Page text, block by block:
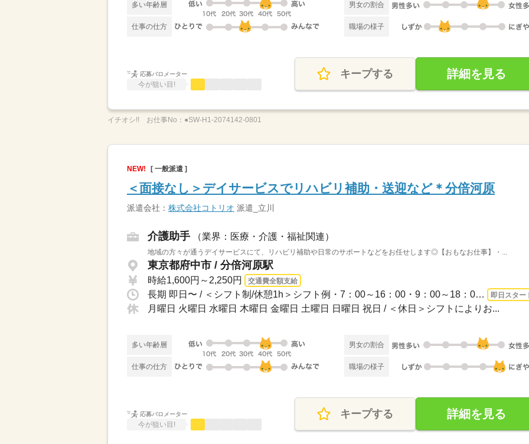
多い年齢層 男女の割合
仕事の仕方 職場の様子
応募バロメーター
今が狙い目!
キープする 詳細を見る
イチオシ!! お仕事No： ●SW-H1-2074142-0801
NEW! [ 一般派遣 ]
＜面接なし＞デイサービスでリハビリ補助・送迎など＊分倍河原
派遣会社： 株式会社コトリオ 派遣_立川
介護助手 （業界：医療・介護・福祉関連）
地域の方々が通うデイサービスにて、リハビリ補助や日常のサポートなどをお任せします◎【おもなお仕事】・...
東京都府中市 / 分倍河原駅
時給1,600円～2,250円 交通費全額支給
長期 即日〜 / ＜シフト制/休憩1h＞シフト例・7：00～16：00・9：00～18：00など※週3... 即日スター
月曜日 火曜日 水曜日 木曜日 金曜日 土曜日 日曜日 祝日 / ＜休日＞シフトによりお...
多い年齢層 男女の割合
仕事の仕方 職場の様子
応募バロメーター
今が狙い目!
キープする 詳細を見る